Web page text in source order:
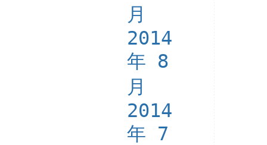
月
2014
年 8
月
2014
年 7